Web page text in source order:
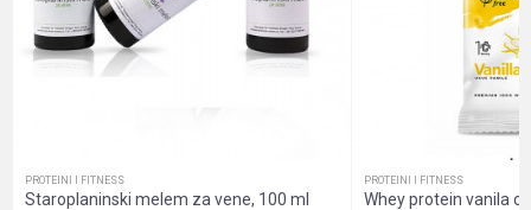
Nutritivne
informacije
proteini (više od 10g na 100g), Visok
nivo minerala
Sadržaj
pakovanja
PROTEINI I FITNESS
Staroplaninski melem za vene, 100 ml
PROTEINI I FITNESS
Whey protein vanila